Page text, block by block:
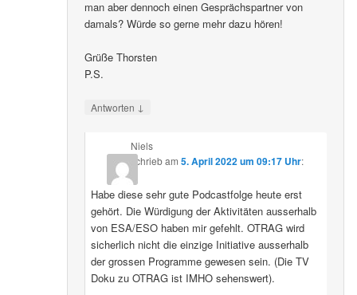
man aber dennoch einen Gesprächspartner von
damals? Würde so gerne mehr dazu hören!
Grüße Thorsten
P.S.
Antworten ↓
Niels
schriebam 5. April 2022 um 09:17 Uhr:
Habe diese sehr gute Podcastfolge heute erst
gehört. Die Würdigung der Aktivitäten ausserhalb
von ESA/ESO haben mir gefehlt. OTRAG wird
sicherlich nicht die einzige Initiative ausserhalb
der grossen Programme gewesen sein. (Die TV
Doku zu OTRAG ist IMHO sehenswert).